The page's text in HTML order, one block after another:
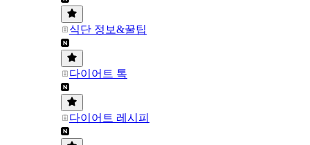
식단 정보&꿀팁
다이어트 톡
다이어트 레시피